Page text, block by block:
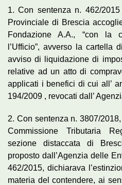
1. Con sentenza n. 462/
Provinciale di Brescia
Fondazione A.A., “con la
l’Ufficio”, avverso la cartella
avviso di liquidazione di
relative ad un atto di
applicati i benefici di cui all’
194/2009 , revocati dall’
2. Con sentenza n. 3807/
Commissione Tributaria
sezione distaccata di
proposto dall’Agenzia delle
462/2015, dichiarava
materia del contendere, ai